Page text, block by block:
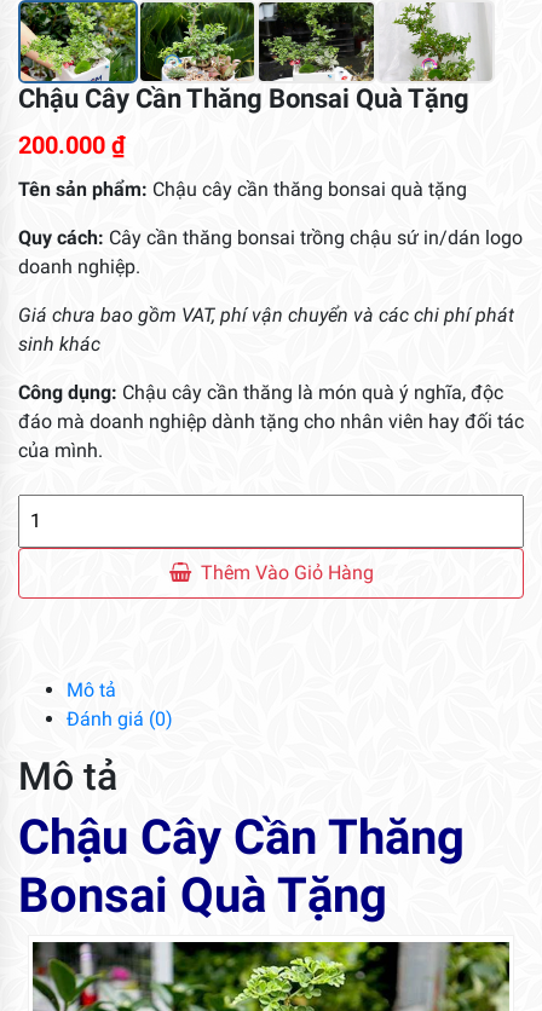
Chậu Cây Cần Thăng Bonsai Quà Tặng
200.000 ₫
Tên sản phẩm: Chậu cây cần thăng bonsai quà tặng
Quy cách: Cây cần thăng bonsai trồng chậu sứ in/dán logo
doanh nghiệp.
Giá chưa bao gồm VAT, phí vận chuyển và các chi phí phát
sinh khác
Công dụng: Chậu cây cần thăng là món quà ý nghĩa, độc
đáo mà doanh nghiệp dành tặng cho nhân viên hay đối tác
của mình.
Thăng
Thêm Vào Giỏ Hàng
Mô tả
Đánh giá (0)
Mô tả
Chậu Cây Cần Thăng
Bonsai Quà Tặng